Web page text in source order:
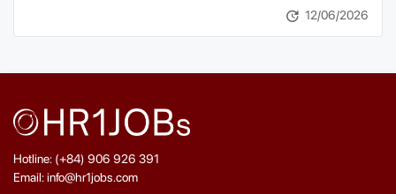
12/06/2026
Hotline: (+84) 906 926 391
Email: info@hr1jobs.com